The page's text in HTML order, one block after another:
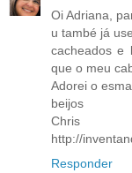
Oi Adriana,
u també já
cacheados e
que o meu
Adorei o
beijos
Chris
http://
Responder